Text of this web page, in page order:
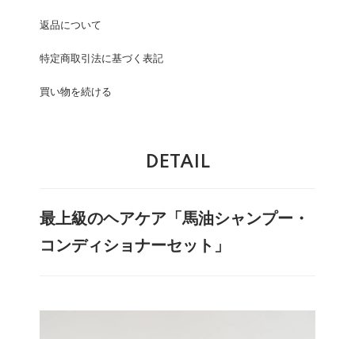
返品について
特定商取引法に基づく表記
買い物を続ける
DETAIL
最上級のヘアケア「馬油シャンプー・
コンディショナーセット」